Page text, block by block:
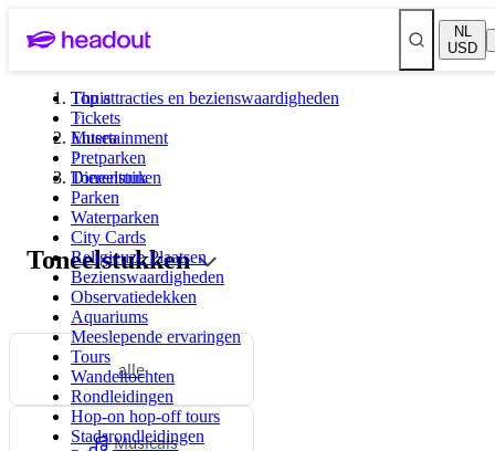
NL
USD
Top attracties en bezienswaardigheden
Tickets
Musea
Pretparken
Dierentuinen
Parken
Waterparken
City Cards
Religieuze Plaatsen
Bezienswaardigheden
Observatiedekken
Aquariums
Meeslepende ervaringen
Tours
Wandeltochten
Rondleidingen
Hop-on hop-off tours
Stadsrondleidingen
Thuis
Entertainment
Toneelstuk
Toneelstukken
alle
Musicals